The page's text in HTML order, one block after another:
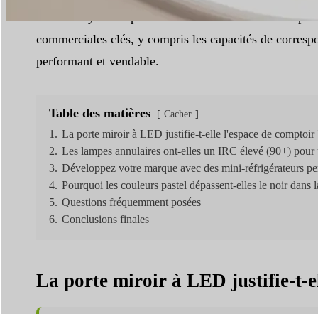
Cette analyse compare les fournisseurs à la norme
commerciales clés, y compris les capacités de
performant et vendable.
Table des matières Cacher
1. La porte miroir à LED justifie-t-elle l'espace de comptoir
2. Les lampes annulaires ont-elles un IRC élevé (90+)
3. Développez votre marque avec des mini-réfrigérateurs
4. Pourquoi les couleurs pastel dépassent-elles le noir dans
5. Questions fréquemment posées
6. Conclusions finales
La porte miroir à LED justifie-t-